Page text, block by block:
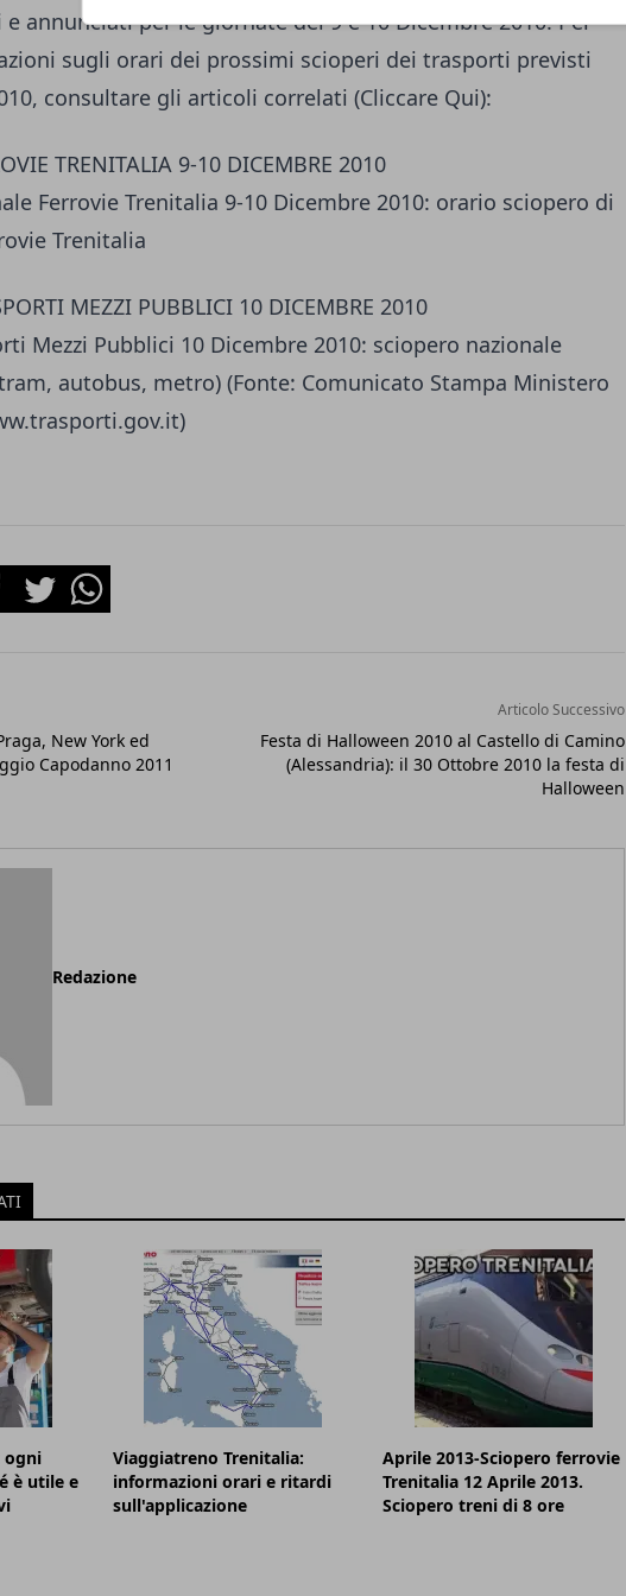
annunciati per le giornate del 9 e 10 Dicembre 2010. Per
sugli orari dei prossimi scioperi dei trasporti previsti
consultare gli articoli correlati (Cliccare Qui):
TRENITALIA 9-10 DICEMBRE 2010
Ferrovie Trenitalia 9-10 Dicembre 2010: orario sciopero di
Trenitalia
MEZZI PUBBLICI 10 DICEMBRE 2010
Mezzi Pubblici 10 Dicembre 2010: sciopero nazionale
autobus, metro) (Fonte: Comunicato Stampa Ministero
TwitterWhatsapp
New York ed
Capodanno 2011
Articolo Successivo
Festa di Halloween 2010 al Castello di Camino
(Alessandria): il 30 Ottobre 2010 la festa di
Halloween
Redazione
ogni
è utile e
Viaggiatreno Trenitalia:
informazioni orari e ritardi
sull'applicazione
Aprile 2013-Sciopero ferrovie
Trenitalia 12 Aprile 2013.
Sciopero treni di 8 ore